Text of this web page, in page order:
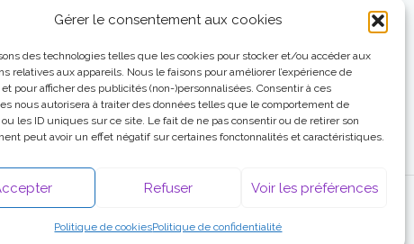
Gérer le consentement aux cookies
des technologies telles que les cookies pour stocker et/ou accéder aux
relatives aux appareils. Nous le faisons pour améliorer l’expérience de
et pour afficher des publicités (non-)personnalisées. Consentir à ces
nous autorisera à traiter des données telles que le comportement de
ou les ID uniques sur ce site. Le fait de ne pas consentir ou de retirer son
peut avoir un effet négatif sur certaines fonctonnalités et caractéristiques.
Refuser Voir les préférences
Politique de cookiesPolitique de confidentialité